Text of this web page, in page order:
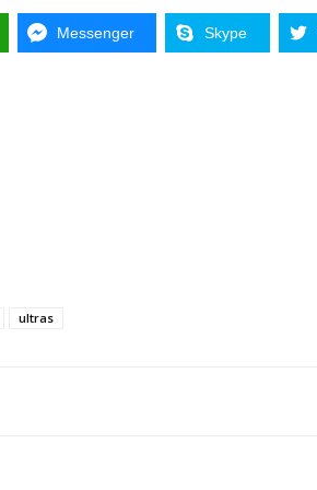
Messenger Skype
ultras